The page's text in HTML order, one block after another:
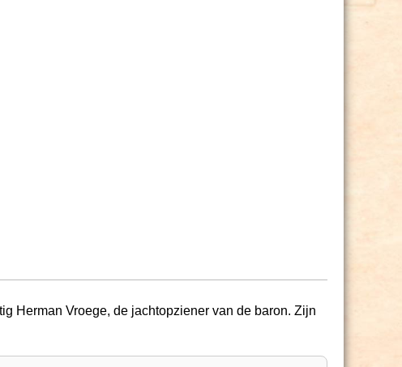
Herman Vroege, de jachtopziener van de baron. Zijn